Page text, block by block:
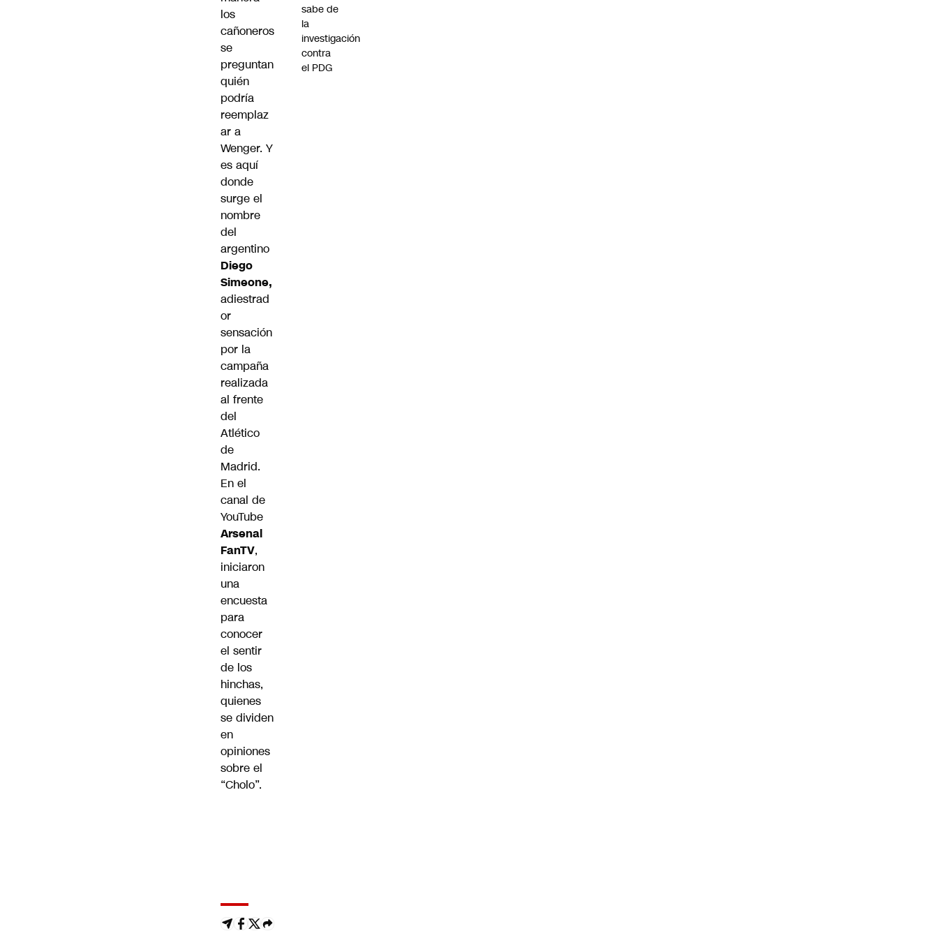
los
cañoneros
se
preguntan
quién
podría
reemplaz
ar a
Wenger. Y
es aquí
donde
surge el
nombre
del
argentino
Diego
Simeone,
adiestrad
or
sensación
por la
campaña
realizada
al frente
del
Atlético
de
Madrid.
En el
canal de
YouTube
Arsenal
FanTV,
iniciaron
una
encuesta
para
conocer
el sentir
de los
hinchas,
quienes
se dividen
en
opiniones
sobre el
“Cholo”.
sabe de
la
investigación
contra
el PDG